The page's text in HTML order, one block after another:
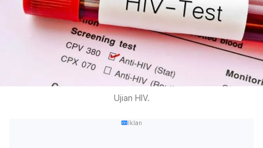
Ujian HIV.
Iklan